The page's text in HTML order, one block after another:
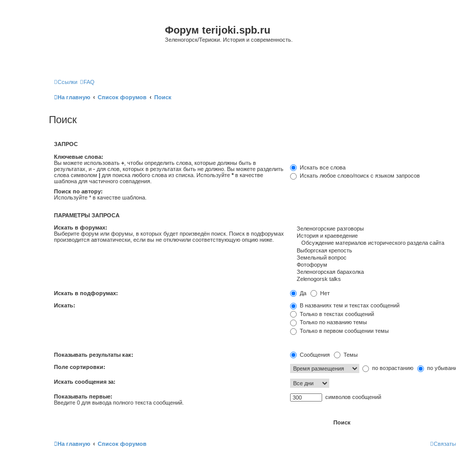
Форум terijoki.spb.ru
Зеленогорск/Териоки. История и современность.
Ссылки FAQ
На главную Список форумов Поиск
Поиск
ЗАПРОС
Ключевые слова:
Вы можете использовать + , чтобы определить слова, которые должны быть в
результатах, и - для слов, которых в результатах быть не должно. Вы можете разделить
слова символом | для поиска любого слова из списка. Используйте * в качестве
шаблона для частичного совпадения.
Искать все слова
Искать любое слово/поиск с языком запросов
Поиск по автору:
Используйте * в качестве шаблона.
ПАРАМЕТРЫ ЗАПРОСА
Искать в форумах:
Выберите форум или форумы, в которых будет произведён поиск. Поиск в подфорумах
производится автоматически, если вы не отключили соответствующую опцию ниже.
Искать в подфорумах: Да Нет
Искать:
В названиях тем и текстах сообщений
Только в текстах сообщений
Только по названию темы
Только в первом сообщении темы
Показывать результаты как: Сообщения Темы
Поле сортировки: по возрастанию по
Искать сообщения за:
Показывать первые:
Введите 0 для вывода полного текста сообщений.
символов сообщений
На главную Список форумов